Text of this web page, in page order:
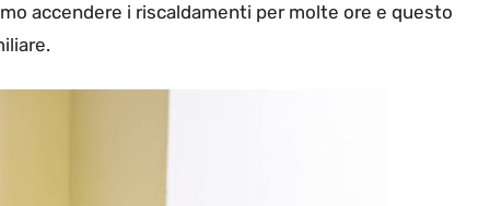
accendere i riscaldamenti per molte ore e questo